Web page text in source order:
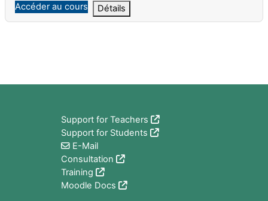
Accéder au cours Détails
Support for Teachers
Support for Students
E-Mail
Consultation
Training
Moodle Docs